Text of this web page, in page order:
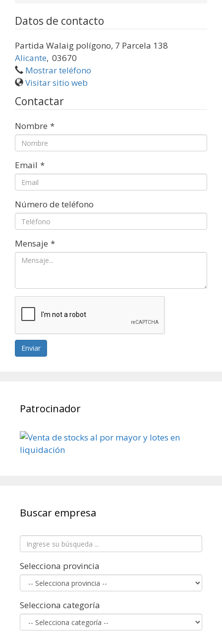
Datos de contacto
Partida Walaig polígono, 7 Parcela 138
Alicante, 03670
Mostrar teléfono
Visitar sitio web
Contactar
Nombre *
Email *
Número de teléfono
Mensaje *
Enviar
Patrocinador
Buscar empresa
Selecciona provincia
Selecciona categoría